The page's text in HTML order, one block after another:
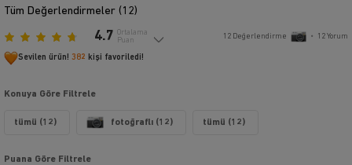
Tüm Değerlendirmeler ( 12)
4.7 Ortalama
Puan
12 Değerlendirme • 12Yorum
Sevilen ürün! 382 kişi favoriledi!
Konuya Göre Filtrele
tümü (12) fotoğraflı (12) tümü (12)
Puana Göre Filtrele